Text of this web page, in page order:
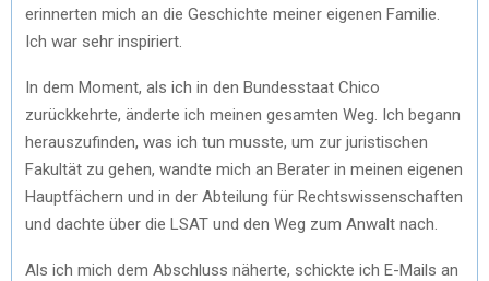
erinnerten mich an die Geschichte meiner eigenen Familie.
Ich war sehr inspiriert.
In dem Moment, als ich in den Bundesstaat Chico
zurückkehrte, änderte ich meinen gesamten Weg. Ich begann
herauszufinden, was ich tun musste, um zur juristischen
Fakultät zu gehen, wandte mich an Berater in meinen eigenen
Hauptfächern und in der Abteilung für Rechtswissenschaften
und dachte über die LSAT und den Weg zum Anwalt nach.
Als ich mich dem Abschluss näherte, schickte ich E-Mails an